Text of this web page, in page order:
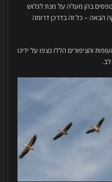
בהן מעלה על מנת לגלוש
הבאה – כל זה בדרכן דרומה
והציפורים הללו נצפו על ידינו